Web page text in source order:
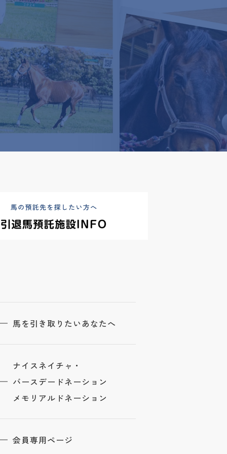
馬を引き取りたいあなたへ
ナイスネイチャ・
バースデードネーション
メモリアルドネーション
会員専用ページ